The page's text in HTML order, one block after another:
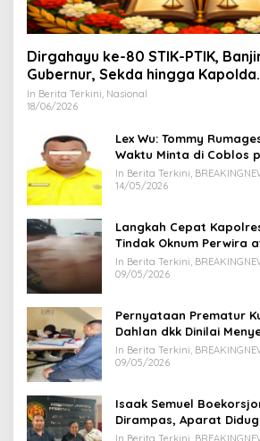
Dirgahayu ke-80 STIK-PTIK,
Gubernur, Sekda hingga Kapolda.
In Berita Terkini, Nasional
18/06/2026
Lex Wu: Tommy
Waktu Minta di Coblos
Kuning, Waktu
Kuning.
In Berita Terkini,
14/05/2026
Langkah Cepat
Tindak Oknum Perwira
Kekerasan Brutal
In Berita Terkini,
09/05/2026
Pernyataan Prematur
Dahlan dkk Dinilai
PK Isaak Boekorsjom
In Berita Terkini,
09/05/2026
Isaak Semuel
Dirampas, Aparat
Kasus Kini Jadi Prioritas
In Berita Terkini,